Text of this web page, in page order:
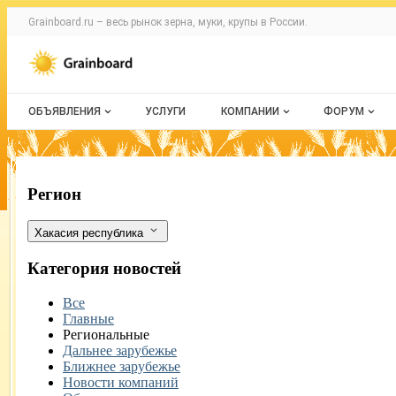
Раздел навигации по сайту
Grainboard.ru – весь рынок зерна, муки, крупы в России.
Авторизация и меню пользователя
Навигация по разделам сайта grainboard.ru
ОБЪЯВЛЕНИЯ
Все объявления
Мои объявления
УСЛУГИ КОМПАНИИ
О каталоге компаний
ФОРУМ
Все темы
В Хакасии не смогли убрать зерно из-
Фильтры
Регион
Хакасия республика
Категория новостей
Все
Главные
Региональные
Дальнее зарубежье
Ближнее зарубежье
Новости компаний